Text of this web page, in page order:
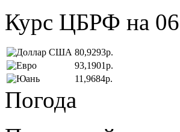
Курс ЦБРФ на
80,9293р.
93,1901р.
11,9684р.
Погода